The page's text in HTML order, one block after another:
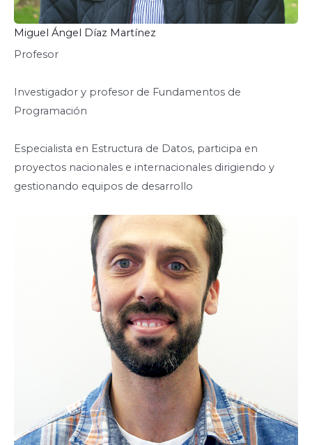
Miguel Ángel Díaz Martínez
Profesor
Investigador y profesor de Fundamentos de
Programación
Especialista en Estructura de Datos, participa en
proyectos nacionales e internacionales dirigiendo y
gestionando equipos de desarrollo